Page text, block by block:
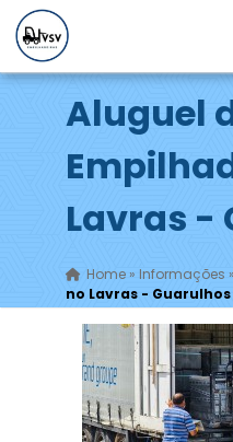
Aluguel
Lavras -
Home» Informações »
no Lavras - Guarulhos